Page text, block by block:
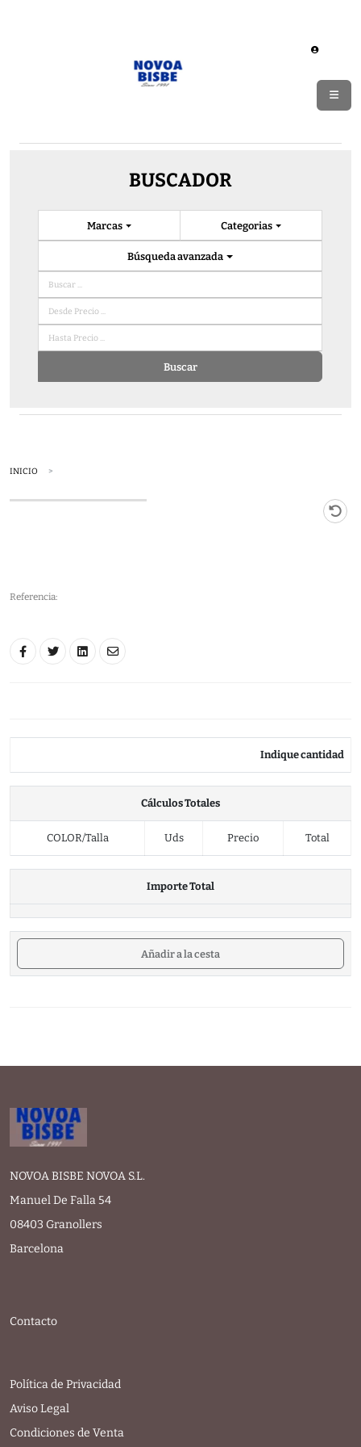
BUSCADOR
Categorias
Marcas
Búsqueda avanzada
Buscar
INICIO
Referencia:
Indique cantidad
Cálculos Totales
COLOR/Talla Uds Precio Total
Importe Total
Añadir a la cesta
NOVOA BISBE NOVOA S.L.
Manuel De Falla 54
08403 Granollers
Barcelona
Contacto
Política de Privacidad
Aviso Legal
Condiciones de Venta